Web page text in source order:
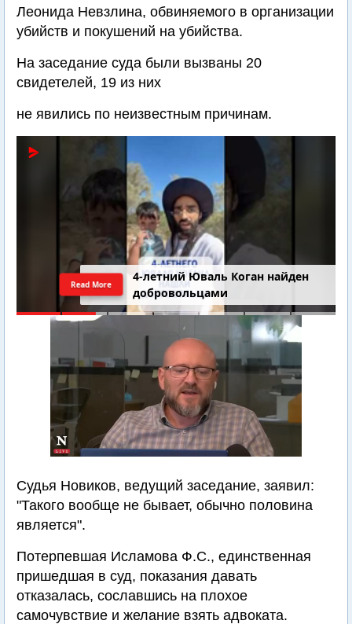
Леонида Невзлина, обвиняемого в организации
убийств и покушений на убийства.
На заседание суда были вызваны 20
свидетелей, 19 из них
не явились по неизвестным причинам.
4-летний Юваль Коган найден
добровольцами
Read More
Судья Новиков, ведущий заседание, заявил:
"Такого вообще не бывает, обычно половина
является".
Потерпевшая Исламова Ф.С., единственная
пришедшая в суд, показания давать
отказалась, сославшись на плохое
самочувствие и желание взять адвоката.